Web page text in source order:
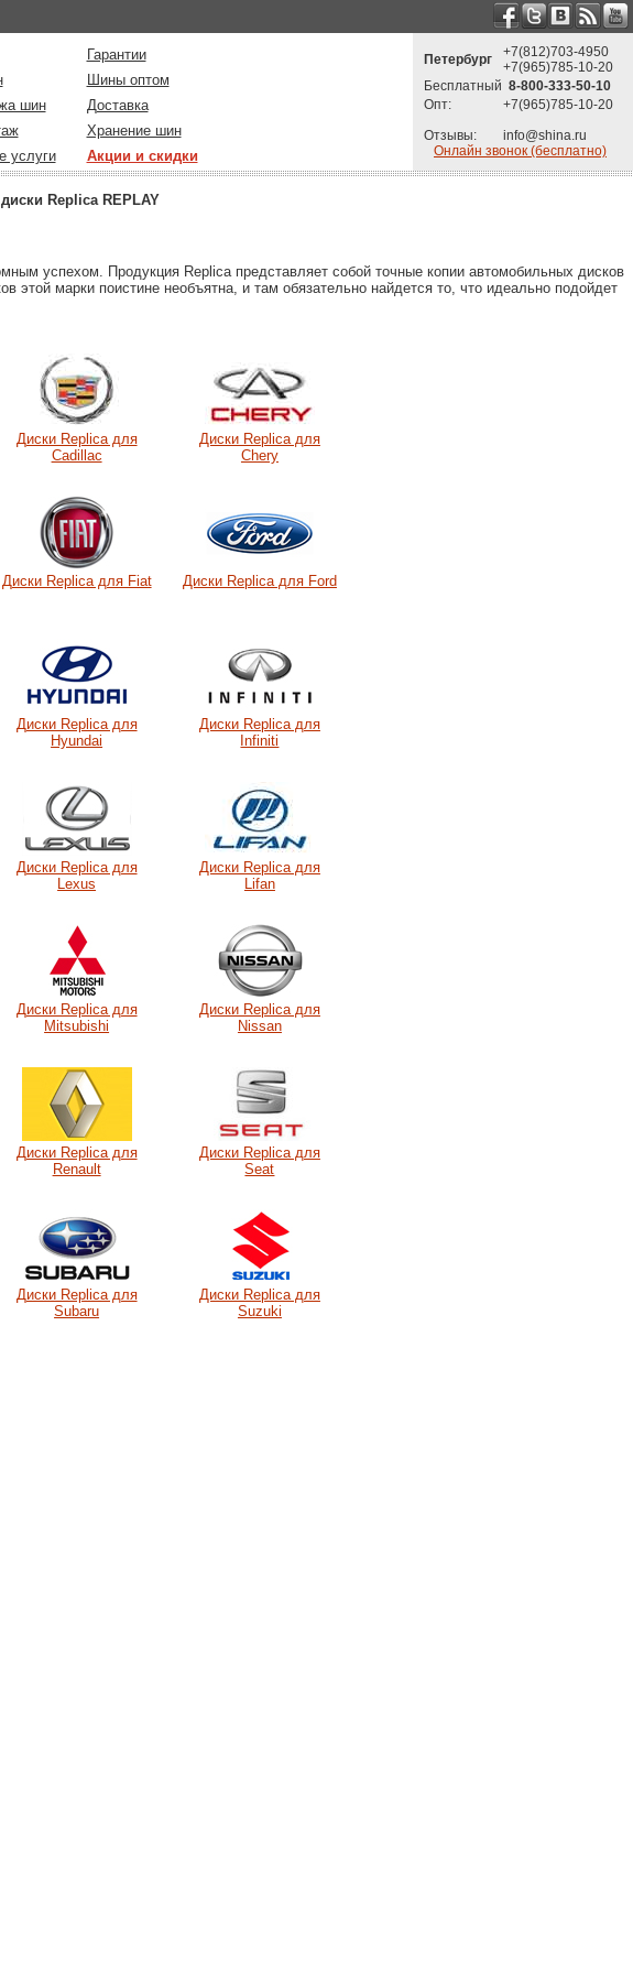
Гарантии
Шины оптом
шин
Доставка
Хранение шин
услуги Акции и скидки
Петербург
+7(812)703-4950
+7(965)785-10-20
Бесплатный 8-800-333-50-10
Опт:
+7(965)785-10-20
Отзывы:
info@shina.ru
Онлайн звонок (бесплатно)
Replica REPLAY
успехом. Продукция Replica представляет собой точные копии автомобильных дисков
этой марки поистине необъятна, и там обязательно найдется то, что идеально подойдет
Диски Replica для
Cadillac
Диски Replica для
Chery
Диски Replica для Fiat Диски Replica для Ford
Диски Replica для
Hyundai
Диски Replica для
Infiniti
Диски Replica для
Lexus
Диски Replica для
Lifan
Диски Replica для
Mitsubishi
Диски Replica для
Nissan
Диски Replica для
Renault
Диски Replica для
Seat
Диски Replica для
Subaru
Диски Replica для
Suzuki